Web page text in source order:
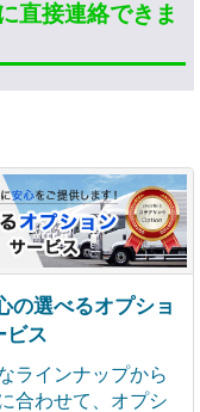
直接連絡できま
の選べるオプショ
ビス
ラインナップから
合わせて、オプシ